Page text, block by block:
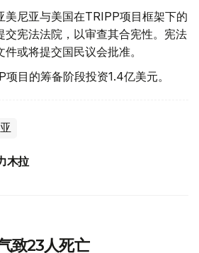
美尼亚与美国在TRIPP项目框架下的
交宪法法院，以审查其合宪性。宪法
或将提交国民议会批准。
目的筹备阶段投资1.4亿美元。
木拉
致23人死亡